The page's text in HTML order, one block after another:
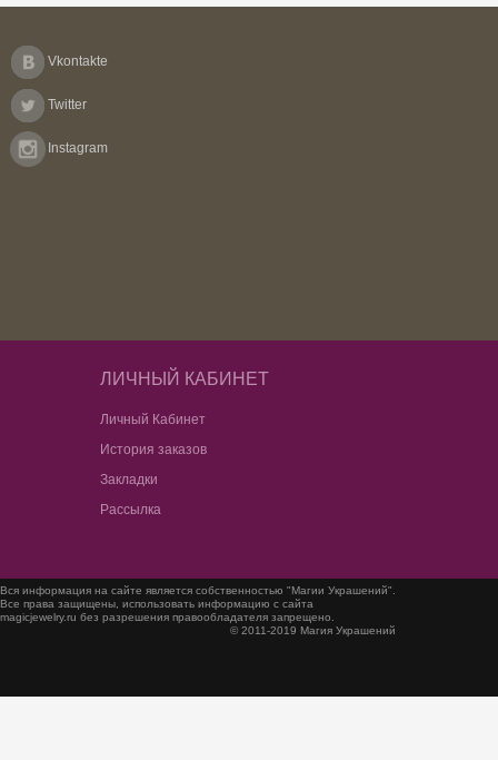
Vkontakte
Twitter
Instagram
ЛИЧНЫЙ КАБИНЕТ
Личный Кабинет
История заказов
Закладки
Рассылка
Вся информация на сайте является собственностью "Магии Украшений".
Все права защищены, использовать информацию с сайта
magicjewelry.ru без разрешения правообладателя запрещено.
© 2011-2019 Магия Украшений